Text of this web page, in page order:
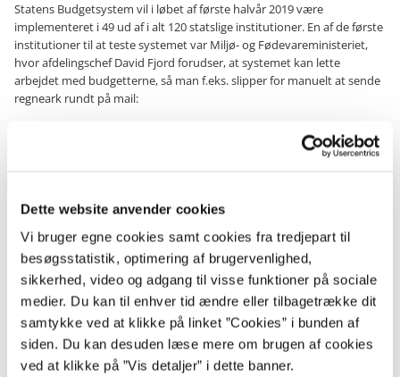
Dette website anvender cookies
Vi bruger egne cookies samt cookies fra tredjepart til
besøgsstatistik, optimering af brugervenlighed,
sikkerhed, video og adgang til visse funktioner på sociale
medier. Du kan til enhver tid ændre eller tilbagetrække dit
samtykke ved at klikke på linket ”Cookies” i bunden af
siden. Du kan desuden læse mere om brugen af cookies
ved at klikke på ”Vis detaljer” i dette banner.
Statens Budgetsystem vil i løbet af første halvår 2019 være
implementeret i 49 ud af i alt 120 statslige institutioner. En af de første
institutioner til at teste systemet var Miljø- og Fødevareministeriet,
hvor afdelingschef David Fjord forudser, at systemet kan lette
arbejdet med budgetterne, så man f.eks. slipper for manuelt at sende
regneark rundt på mail:
Vi forventer en forenkling af vores arbejdsgange, og når alle
i årene.
David Fjord, afdelingschef i Miljø- og Fødevareministeriet
I Miljø- og Fødevareministeriet er man desuden glade for at være
blevet inddraget i udviklingsprocessen, men man håber samtidig, at
denne inddragelse fortsætter, når systemet skal videreudvikles og
endnu flere institutioner anvender og opnår erfaringer med systemet.